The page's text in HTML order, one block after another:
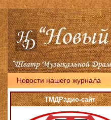
Новости нашего журнала
ТМДРадио-сайт